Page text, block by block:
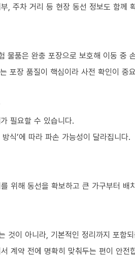
, 주차 거리 등 현장 동선 정보도 함께
물품은 완충 포장으로 보호해 이동 중
포장 품질이 핵심이라 사전 확인이 중
필요할 수 있습니다.
식’에 따라 파손 가능성이 달라집니다.
위해 동선을 확보하고 큰 가구부터 배
것이 아니라, 기본적인 정리까지 포함
계약 전에 명확히 맞춰두는 편이 안전